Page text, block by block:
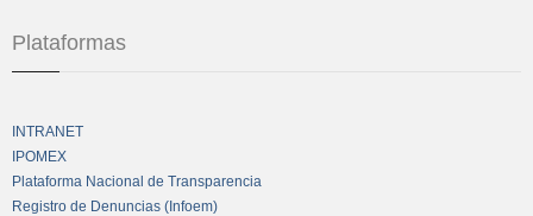
Plataformas
INTRANET
IPOMEX
Plataforma Nacional de Transparencia
Registro de Denuncias (Infoem)